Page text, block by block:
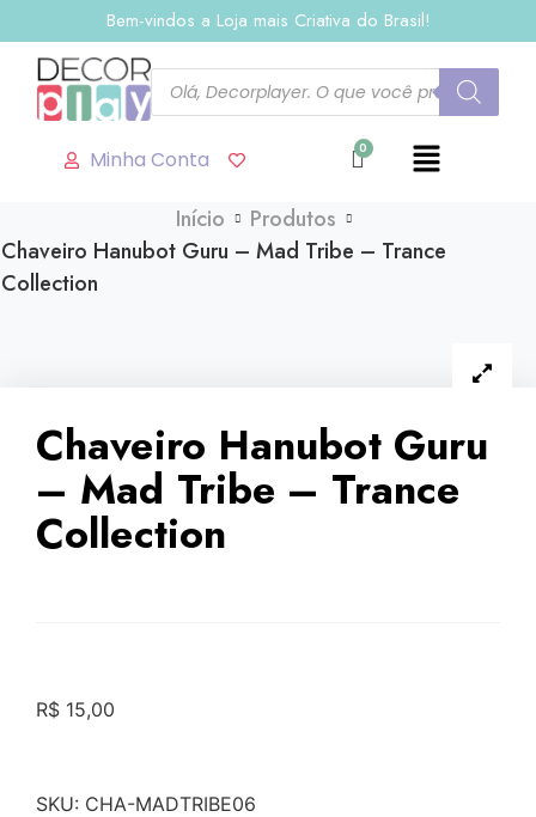
Bem-vindos a Loja mais Criativa do Brasil!
Minha Conta
Início
Produtos
Chaveiro Hanubot Guru – Mad Tribe – Trance
Collection
Chaveiro Hanubot Guru
– Mad Tribe – Trance
Collection
R$ 15,00
SKU: CHA-MADTRIBE06